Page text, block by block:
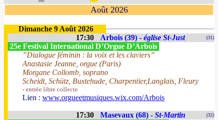
Août 2026
Dimanche 9 Août 2026
17:30
Arbois (39) - église St-Just (31)
25e Festival International D’Orgue D’Arbois
”Dialogue féminin : la voix et les claviers”
Anastasie Jeanne, orgue (Paris)
Morgane Collomb, soprano
Scheidt, Schütz, Buxtehude, Charpentier,Langlais, Fleury
- entrée libre collecte
Lien : www.orgueetmusiques.wix.com/Arbois
17:30 Masevaux (68) - St-Martin (32)